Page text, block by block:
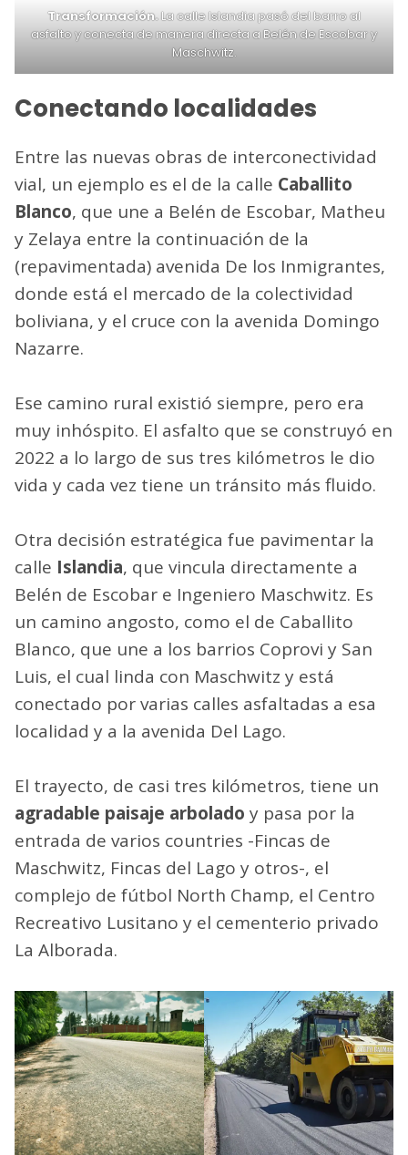
Transformación.La calle Islandia pasó del barro al
asfalto y conecta de manera directa a Belén de Escobar y
Maschwitz.
Conectando localidades
Entre las nuevas obras de interconectividad
vial, un ejemplo es el de la calle Caballito
Blanco, que une a Belén de Escobar, Matheu
y Zelaya entre la continuación de la
(repavimentada) avenida De los Inmigrantes,
donde está el mercado de la colectividad
boliviana, y el cruce con la avenida Domingo
Nazarre.
Ese camino rural existió siempre, pero era
muy inhóspito. El asfalto que se construyó en
2022 a lo largo de sus tres kilómetros le dio
vida y cada vez tiene un tránsito más fluido.
Otra decisión estratégica fue pavimentar la
calle Islandia, que vincula directamente a
Belén de Escobar e Ingeniero Maschwitz. Es
un camino angosto, como el de Caballito
Blanco, que une a los barrios Coprovi y San
Luis, el cual linda con Maschwitz y está
conectado por varias calles asfaltadas a esa
localidad y a la avenida Del Lago.
El trayecto, de casi tres kilómetros, tiene un
agradable paisaje arbolado y pasa por la
entrada de varios countries -Fincas de
Maschwitz, Fincas del Lago y otros-, el
complejo de fútbol North Champ, el Centro
Recreativo Lusitano y el cementerio privado
La Alborada.